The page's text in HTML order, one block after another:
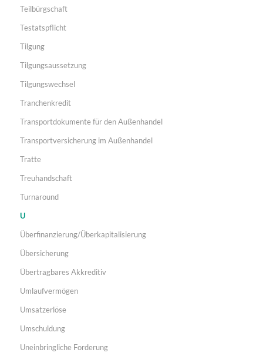
Teilbürgschaft
Testatspflicht
Tilgung
Tilgungsaussetzung
Tilgungswechsel
Tranchenkredit
Transportdokumente für den Außenhandel
Transportversicherung im Außenhandel
Tratte
Treuhandschaft
Turnaround
U
Überfinanzierung/Überkapitalisierung
Übersicherung
Übertragbares Akkreditiv
Umlaufvermögen
Umsatzerlöse
Umschuldung
Uneinbringliche Forderung